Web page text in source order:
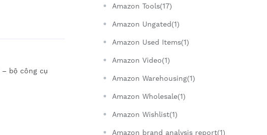
– bộ công cụ
Amazon Tools(17)
Amazon Ungated(1)
Amazon Used Items(1)
Amazon Video(1)
Amazon Warehousing(1)
Amazon Wholesale(1)
Amazon Wishlist(1)
Amazon brand analysis report(1)